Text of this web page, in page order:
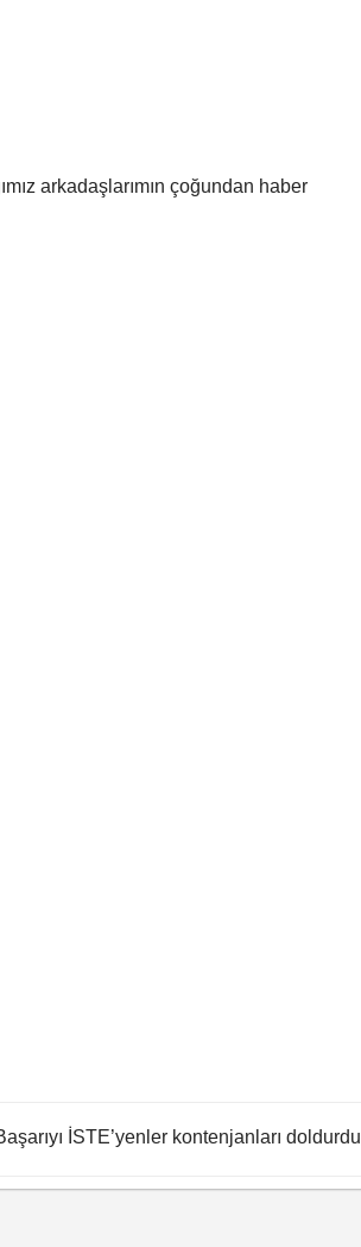
arkadaşlarımın çoğundan haber
İSTE’yenler kontenjanları doldurdu